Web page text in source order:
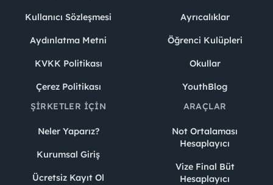
Kullanıcı Sözleşmesi
Aydınlatma Metni
KVKK Politikası
Çerez Politikası
Ayrıcalıklar
Öğrenci Kulüpleri
Okullar
YouthBlog
ŞIRKETLER İÇIN
Neler Yaparız?
Kurumsal Giriş
Ücretsiz Kayıt Ol
ARAÇLAR
Not Ortalaması
Hesaplayıcı
Vize Final Büt
Hesaplayıcı